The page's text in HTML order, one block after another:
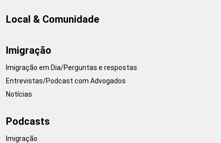
Local & Comunidade
Imigração
Imigração em Dia/Perguntas e respostas
Entrevistas/Podcast com Advogados
Notícias
Podcasts
Imigração